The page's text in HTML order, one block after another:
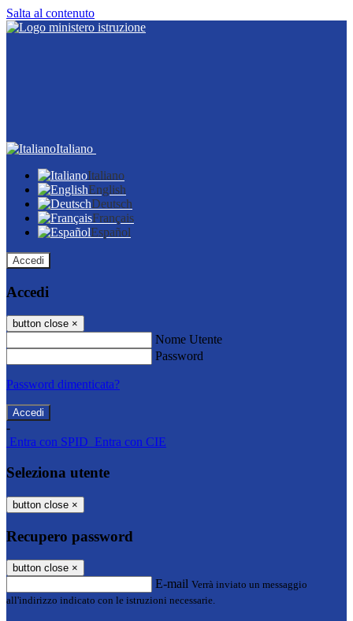
Salta al contenuto
Italiano
Italiano
English
Deutsch
Français
Español
Accedi
Accedi
button close ×
Nome Utente
Password
Password dimenticata?
-
Entra con SPID Entra con CIE
Seleziona utente
button close ×
Recupero password
button close ×
E-mail Verrà inviato un messaggio
all'indirizzo indicato con le istruzioni necessarie.